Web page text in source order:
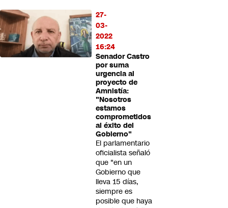
27-
03-
2022
16:24
Senador Castro
por suma
urgencia al
proyecto de
Amnistía:
"Nosotros
estamos
comprometidos
al éxito del
Gobierno"
El parlamentario
oficialista señaló
que "en un
Gobierno que
lleva 15 días,
siempre es
posible que haya